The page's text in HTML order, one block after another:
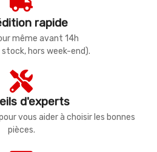
rapide
même avant 14h
hors week-end).
d'experts
vous aider à choisir les bonnes
pièces.